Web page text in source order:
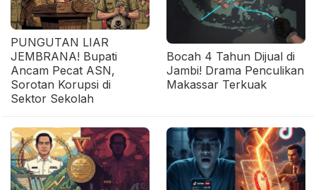
PUNGUTAN LIAR
JEMBRANA! Bupati
Ancam Pecat ASN,
Sorotan Korupsi di
Sektor Sekolah
Bocah 4 Tahun Dijual di
Jambi! Drama Penculikan
Makassar Terkuak